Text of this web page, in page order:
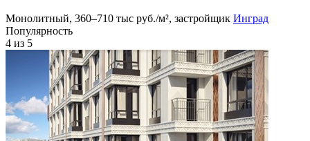
Монолитный, 360‒710 тыс руб./м², застройщик Инград
Популярность
4 из 5